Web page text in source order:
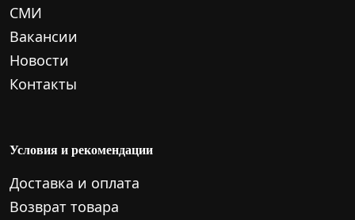
СМИ
Вакансии
Новости
Контакты
Условия и рекомендации
Доставка и оплата
Возврат товара